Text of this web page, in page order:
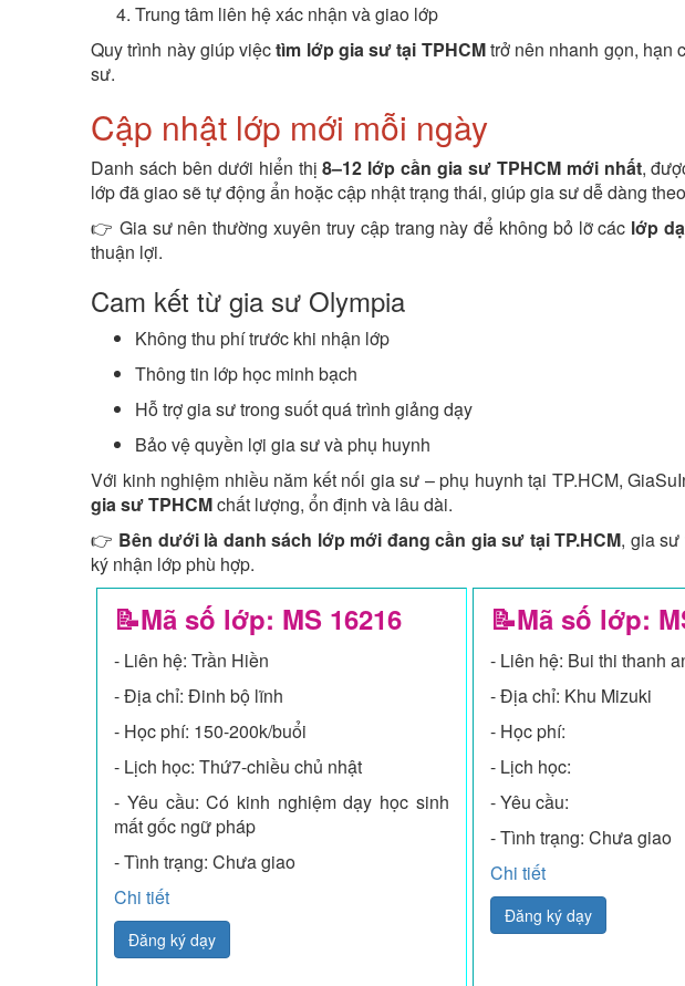
Trung tâm liên hệ xác nhận và giao lớp
Quy trình này giúp việctìm lớp gia sư tại TPHCMtrở nên nhanh gọn, hạn
sư.
Cập nhật lớp mới mỗi ngày
Danh sách bên dưới hiển thị8–12 lớp cần gia sư TPHCM mới nhất,
lớp đã giao sẽ tự động ẩn hoặc cập nhật trạng thái, giúp gia sư dễ dàng
👉 Gia sư nên thường xuyên truy cập trang này để không bỏ lỡ các lớp
thuận lợi.
Cam kết từ gia sư Olympia
Không thu phí trước khi nhận lớp
Thông tin lớp học minh bạch
Hỗ trợ gia sư trong suốt quá trình giảng dạy
Bảo vệ quyền lợi gia sư và phụ huynh
Với kinh nghiệm nhiều năm kết nối gia sư – phụ huynh tại TP.HCM,
gia sư TPHCMchất lượng, ổn định và lâu dài.
👉 Bên dưới là danh sách lớp mới đang cần gia sư tại TP.HCM, gia sư
ký nhận lớp phù hợp.
📝Mã số lớp: MS 16216
- Liên hệ: Trần Hiền
- Địa chỉ: Đinh bộ lĩnh
- Học phí: 150-200k/buổi
- Lịch học: Thứ7-chiều chủ nhật
- Yêu cầu: Có kinh nghiệm dạy học sinh
mất gốc ngữ pháp
- Tình trạng: Chưa giao
Chi tiết
Đăng ký dạy
📝Mã số lớp:
- Liên hệ: Bui thi thanh
- Địa chỉ: Khu Mizuki
- Học phí:
- Lịch học:
- Yêu cầu:
- Tình trạng: Chưa giao
Chi tiết
Đăng ký dạy